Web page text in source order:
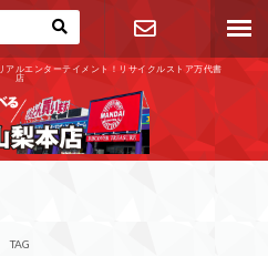
アルエンターテイメント！リサイクルストア万代書
店
お問い合わ
せ
TAG